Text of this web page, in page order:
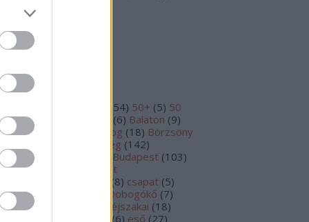
54) 50+ (5) 50
(17) aszfalt (6) Balaton (9)
(7) betegség blog (18) Börzsöny
Budai-hegység (142)
Budapest (103)
Természetbarát
(8) csapat (5)
Team
Dobogókő (7)
éjszakai (18)
(6) eső (27)